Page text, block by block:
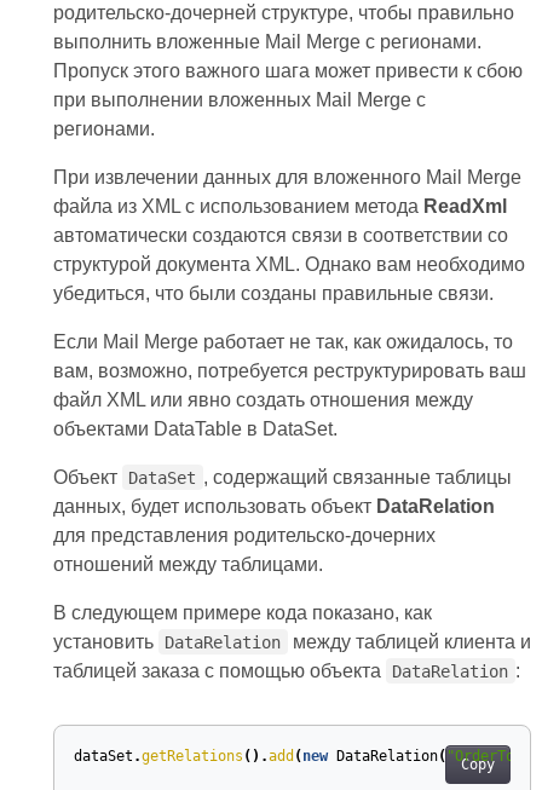
родительско-дочерней структуре, чтобы правильно
выполнить вложенные Mail Merge с регионами.
Пропуск этого важного шага может привести к сбою
при выполнении вложенных Mail Merge с
регионами.
При извлечении данных для вложенного Mail Merge
файла из XML с использованием метода ReadXml
автоматически создаются связи в соответствии со
структурой документа XML. Однако вам необходимо
убедиться, что были созданы правильные связи.
Если Mail Merge работает не так, как ожидалось, то
вам, возможно, потребуется реструктурировать ваш
файл XML или явно создать отношения между
объектами DataTable в DataSet.
Объект DataSet , содержащий связанные таблицы
данных, будет использовать объект DataRelation
для представления родительско-дочерних
отношений между таблицами.
В следующем примере кода показано, как
установить
DataRelation
между таблицей клиента и
таблицей заказа с помощью объекта
DataRelation :
Copy
dataSet .getRelations ().add (new DataRelation(